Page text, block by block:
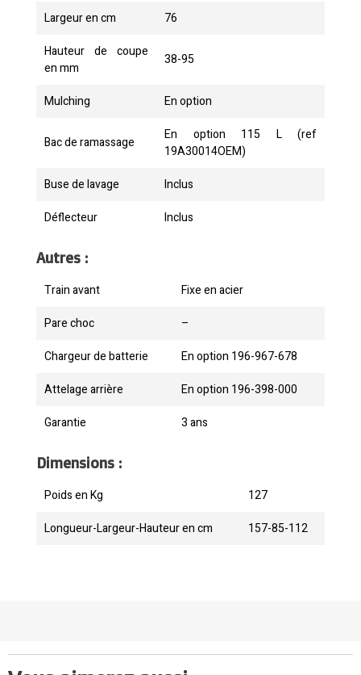
Largeur en cm
76
Hauteur de coupe
en mm
38-95
Mulching En option
Bac de ramassage
En option 115 L (ref
19A30014OEM)
Buse de lavage
Inclus
Déflecteur
Inclus
Autres :
Train avant
Fixe en acier
Pare choc
–
Chargeur de batterie
En option 196-967-678
Attelage arrière
En option 196-398-000
Garantie
3 ans
Dimensions :
Poids en Kg
127
Longueur-Largeur-Hauteur en cm
157-85-112